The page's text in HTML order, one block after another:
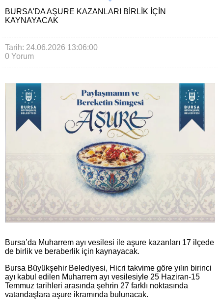
BURSA'DA AŞURE KAZANLARI BIRLIK IÇIN
KAYNAYACAK
Tarih: 24.06.2026 13:06:00
0 Yorum
Bursa’da Muharrem ayı vesilesi ile aşure kazanları 17 ilçede
de birlik ve beraberlik için kaynayacak.
Bursa Büyükşehir Belediyesi, Hicri takvime göre yılın birinci
ayı kabul edilen Muharrem ayı vesilesiyle 25 Haziran-15
Temmuz tarihleri arasında şehrin 27 farklı noktasında
vatandaşlara aşure ikramında bulunacak.